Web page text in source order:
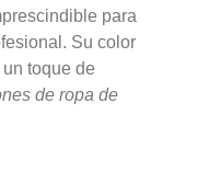
para
Su color
toque de
de ropa de